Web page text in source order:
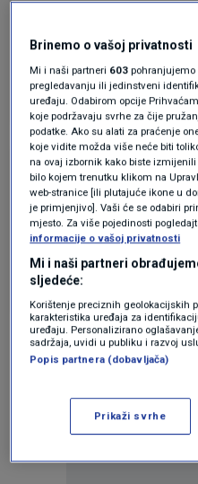
tužiti.
Feferon
Drzim joj palčeve da
patnju.
Brinemo o vašoj privatnosti
Mi i naši partneri 603 pohranjujemo
pregledavanju ili jedinstveni
uređaju. Odabirom opcije
koje podržavaju svrhe za čije
podatke. Ako su alati za praćenje
koje vidite možda više neće biti
na ovaj izbornik kako biste
bilo kojem trenutku klikom na
web-stranice [ili plutajuće ikone u
je primjenjivo]. Vaši će se odabiri
mjesto. Za više pojedinosti
informacije o vašoj privatnosti
Mi i naši partneri
sljedeće:
Korištenje preciznih geolokacijskih
karakteristika uređaja za
uređaju. Personalizirano
sadržaja, uvidi u publiku i razvoj
Popis partnera (dobavljača)
Prikaži svrhe